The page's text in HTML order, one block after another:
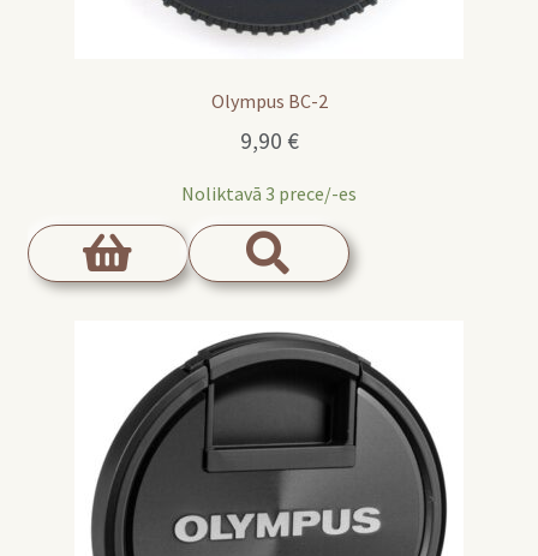
Olympus BC-2
9,90 €
Noliktavā 3 prece/-es